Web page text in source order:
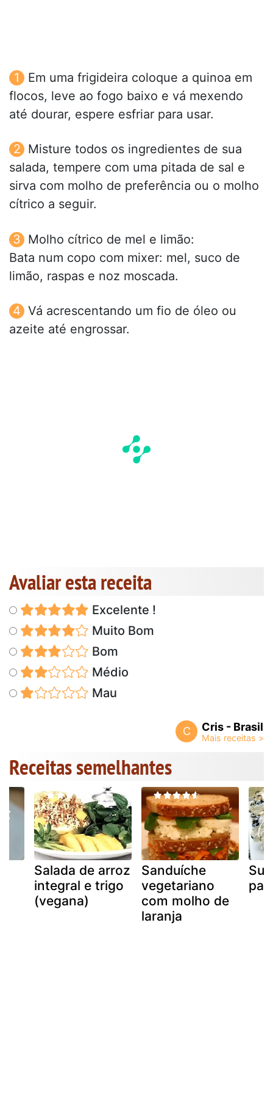
Em uma frigideira coloque a quinoa em
flocos, leve ao fogo baixo e vá mexendo
até dourar, espere esfriar para usar.
Misture todos os ingredientes de sua
salada, tempere com uma pitada de sal e
sirva com molho de preferência ou o molho
cítrico a seguir.
Molho cítrico de mel e limão:
Bata num copo com mixer: mel, suco de
limão, raspas e noz moscada.
Vá acrescentando um fio de óleo ou
azeite até engrossar.
Avaliar esta receita
Excelente !
Muito Bom
Bom
Médio
Mau
C Cris - Brasil
Receitas semelhantes
Salada de arroz
integral e trigo
(vegana)
Sanduíche
vegetariano
com molho de
laranja